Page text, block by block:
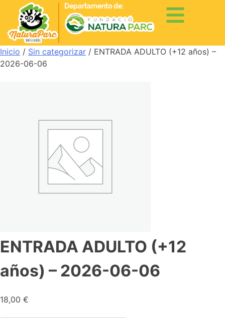
Departamento de:
Inicio / Sin categorizar / ENTRADA ADULTO (+12 años) –
2026-06-06
ENTRADA ADULTO (+12
años) – 2026-06-06
18,00 €